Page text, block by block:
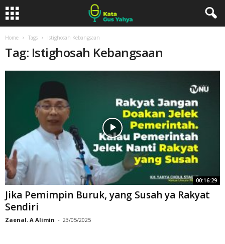
Home Tags Istighosah Kebangsaan
Tag: Istighosah Kebangsaan
00:16:29
Jika Pemimpin Buruk, yang Susah ya Rakyat
Sendiri
Zaenal. A Alimin - 23/05/2025